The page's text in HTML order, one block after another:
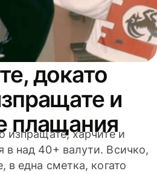
докато
и
плащания
изпращате, харчите и
в над 40+ валути. Всичко,
в една сметка, когато